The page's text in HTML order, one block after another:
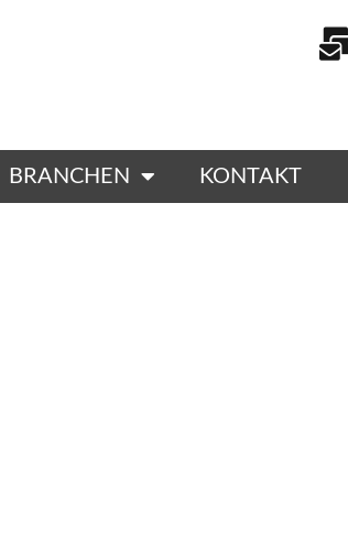
BRANCHEN KONTAKT